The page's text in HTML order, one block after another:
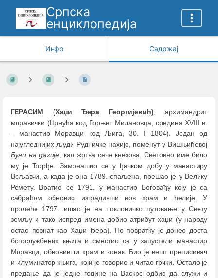
Српска
енциклопедија
Инфо Садржај
ГЕРАСИМ (Хаџи Ђера Георгијевић), архимандрит
моравички (Црнућа код Горњег Милановца, средина XVIII в.
– манастир Моравци код Љига, 30. I 1804). Један од
најугледнијих људи Рудничке нахије, поменут у Вишњићевој
Буни на дахије, као жртва сече кнезова. Световно име било
му је Ђорђе. Замонашио се у ђачком добу у манастиру
Вољавчи, а када је она 1789. спаљена, прешао је у Велику
Ремету. Вратио се 1791. у манастир Боговађу коју је са
сабраћом обновио изградивши нов храм и ћелије. У
пролеће 1797. ишао је на поклоничко путовање у Свету
земљу и тaко испред имена добио атрибут хаџи (у народу
остао познат као Хаџи Ђера). По повратку је донео доста
богослужбених књига и сместио се у запустели манастир
Моравци, обновивши храм и конак. Био је вешт преписивач
и илуминатор књига, који је говорио и читао грчки. Остало је
предање да је једне године на Васкрс одбио да служи и